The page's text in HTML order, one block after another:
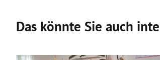
Das könnte Sie auch